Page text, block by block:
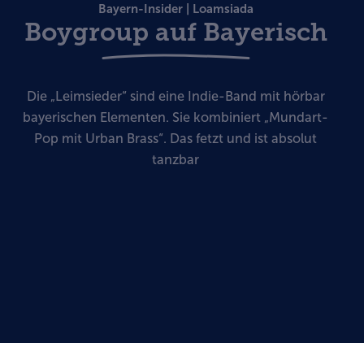
Bayern-Insider | Loamsiada
Boygroup auf Bayerisch
Die „Leimsieder“ sind eine Indie-Band mit hörbar
bayerischen Elementen. Sie kombiniert „Mundart-
Pop mit Urban Brass“. Das fetzt und ist absolut
tanzbar